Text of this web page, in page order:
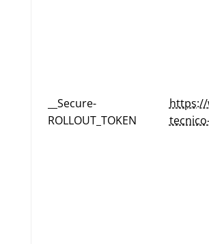
__Secure-
ROLLOUT_TOKEN